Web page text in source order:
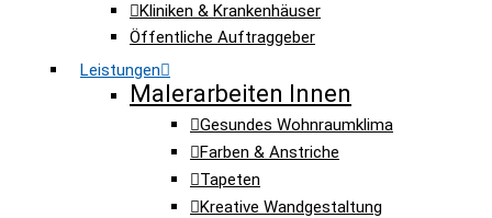
Kliniken & Krankenhäuser
Öffentliche Auftraggeber
Leistungen
Malerarbeiten Innen
Gesundes Wohnraumklima
Farben & Anstriche
Tapeten
Kreative Wandgestaltung